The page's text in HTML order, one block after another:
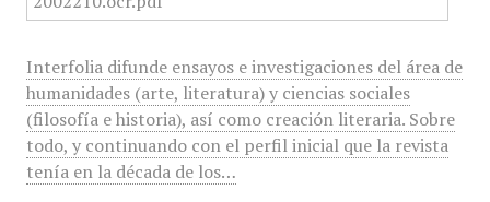
Interfolia difunde ensayos e investigaciones del área de
humanidades (arte, literatura) y ciencias sociales
(filosofía e historia), así como creación literaria. Sobre
todo, y continuando con el perfil inicial que la revista
tenía en la década de los…